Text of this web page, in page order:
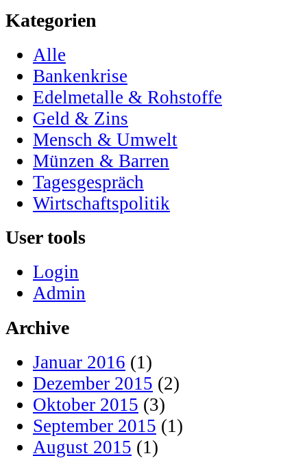
Kategorien
Alle
Bankenkrise
Edelmetalle & Rohstoffe
Geld & Zins
Mensch & Umwelt
Münzen & Barren
Tagesgespräch
Wirtschaftspolitik
User tools
Login
Admin
Archive
Januar 2016 (1)
Dezember 2015 (2)
Oktober 2015 (3)
September 2015 (1)
August 2015 (1)